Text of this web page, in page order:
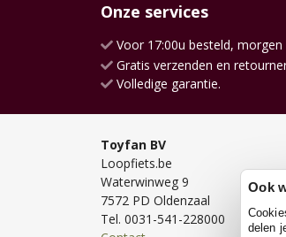
Onze services
Voor 17:00u besteld, morgen
Gratis verzenden en
Volledige garantie.
Toyfan BV
Loopfiets.be
Waterwinweg 9
7572 PD Oldenzaal
Tel. 0031-541-228000
Ook
delen